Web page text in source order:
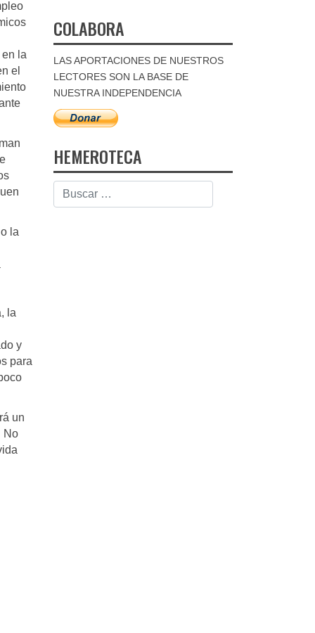
la
el
la
la
y
para
un
No
COLABORA
LAS APORTACIONES DE NUESTROS
LECTORES SON LA BASE DE
NUESTRA INDEPENDENCIA
HEMEROTECA